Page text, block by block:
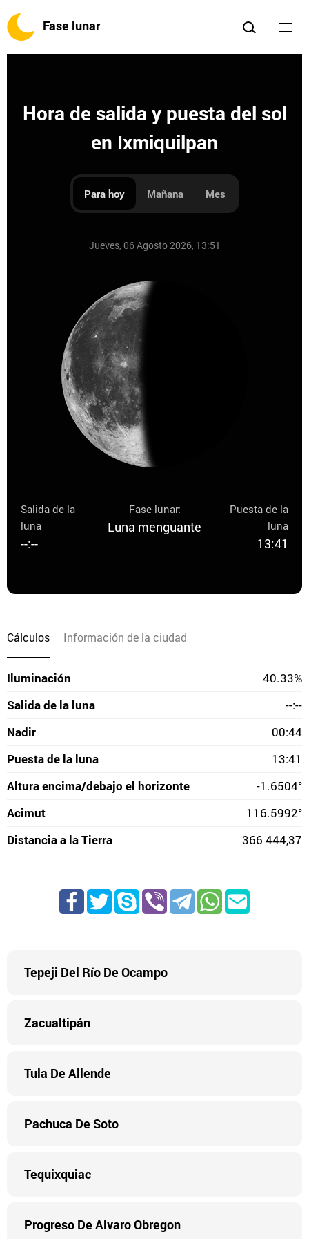
Fase lunar
Hora de salida y puesta del sol
en Ixmiquilpan
Para hoy Mañana Mes
Jueves, 06 Agosto 2026, 13:51
Salida de la
luna
--:--
Fase lunar:
Luna menguante
Puesta de la
luna
13:41
Cálculos Información de la ciudad
Iluminación
40.33%
Salida de la luna
--:--
Nadir
00:44
Puesta de la luna
13:41
Altura encima/debajo el horizonte
-1.6504°
Acimut
116.5992°
Distancia a la Tierra
366 444,37
Tepeji Del Río De Ocampo
Zacualtipán
Tula De Allende
Pachuca De Soto
Tequixquiac
Progreso De Alvaro Obregon